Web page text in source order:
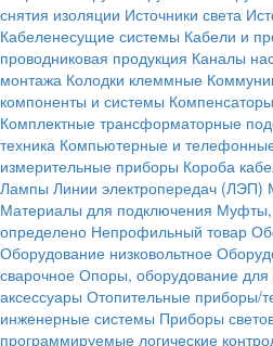
снятия изоляции Источники света
Кабеленесущие системы Кабели и
проводниковая продукция Каналы
монтажа Колодки клеммные
компоненты и системы
Комплектные трансформаторные
техника Компьютерные и
измерительные приборы Короба
Лампы Линии электропередач (ЛЭП)
Материалы для подключения Муфты,
определено Непрофильный товар
Оборудование низковольтное
сварочное Опоры, оборудование
аксессуары Отопительные приборы/
инженерные системы Приборы
программируемые логические